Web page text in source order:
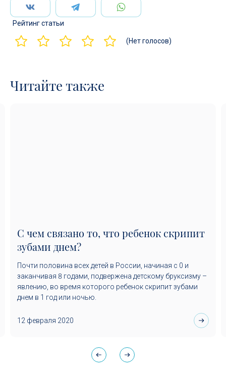
Рейтинг статьи
(Нет голосов)
Читайте также
С чем связано то, что ребенок скрипит
зубами днем?
Почти половина всех детей в России, начиная с 0 и
заканчивая 8 годами, подвержена детскому бруксизму –
явлению, во время которого ребенок скрипит зубами
днем в 1 год или ночью.
12 февраля 2020